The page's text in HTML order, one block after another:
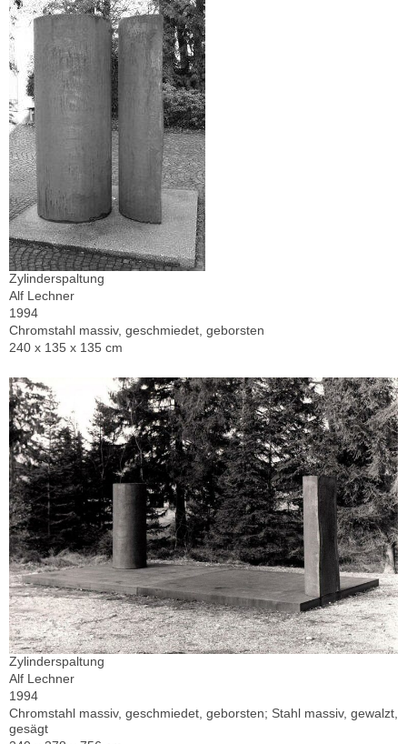
Zylinderspaltung
Alf Lechner
1994
Chromstahl massiv, geschmiedet, geborsten
240 x 135 x 135 cm
Zylinderspaltung
Alf Lechner
1994
Chromstahl massiv, geschmiedet, geborsten; Stahl massiv, gewalzt,
gesägt